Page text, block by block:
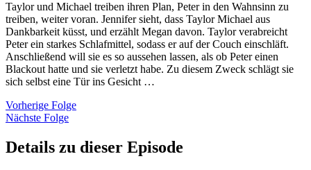
Taylor und Michael treiben ihren Plan, Peter in den Wahnsinn zu
treiben, weiter voran. Jennifer sieht, dass Taylor Michael aus
Dankbarkeit küsst, und erzählt Megan davon. Taylor verabreicht
Peter ein starkes Schlafmittel, sodass er auf der Couch einschläft.
Anschließend will sie es so aussehen lassen, als ob Peter einen
Blackout hatte und sie verletzt habe. Zu diesem Zweck schlägt sie
sich selbst eine Tür ins Gesicht …
Vorherige Folge
Nächste Folge
Details zu dieser Episode